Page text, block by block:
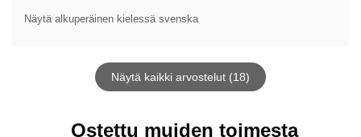
Näytä alkuperäinen kielessä svenska
Näytä kaikki arvostelut (18)
Ostettu muiden toimesta